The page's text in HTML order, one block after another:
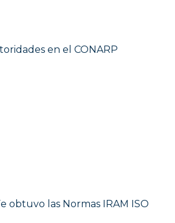
en el CONARP
obtuvo las Normas IRAM ISO